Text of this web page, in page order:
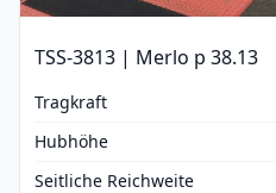
TSS-3813 | Merlo p 38.13
Tragkraft
Hubhöhe
Seitliche Reichweite